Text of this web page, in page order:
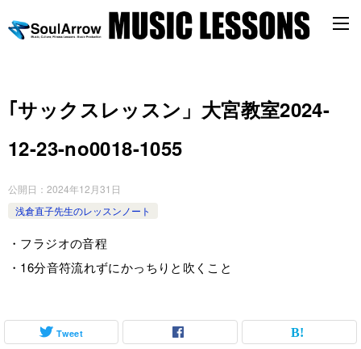
｢サックスレッスン」大宮教室2024-
12-23-­no0018-­1055
公開日： 2024年12月31日
浅倉直子先生のレッスンノート
・フラジオの音程
・16分音符流れずにかっちりと吹くこと
Tweet